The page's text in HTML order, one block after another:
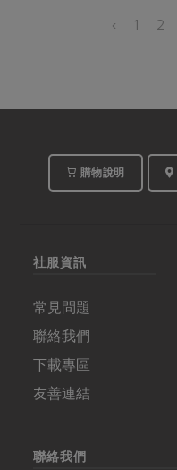
‹ 1 2
購物說明
社服資訊
常見問題
聯絡我們
下載專區
友善連結
聯絡我們